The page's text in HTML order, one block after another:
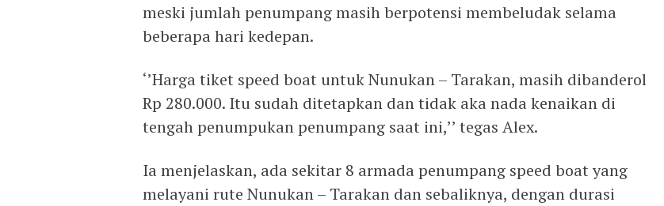
meski jumlah penumpang masih berpotensi membeludak selama
beberapa hari kedepan.
‘’Harga tiket speed boat untuk Nunukan – Tarakan, masih dibanderol
Rp 280.000. Itu sudah ditetapkan dan tidak aka nada kenaikan di
tengah penumpukan penumpang saat ini,’’ tegas Alex.
Ia menjelaskan, ada sekitar 8 armada penumpang speed boat yang
melayani rute Nunukan – Tarakan dan sebaliknya, dengan durasi